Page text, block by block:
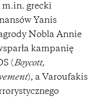
m.in. grecki
Yanis
Nobla Annie
kampanię
(Boycott,
), a Varoufakis